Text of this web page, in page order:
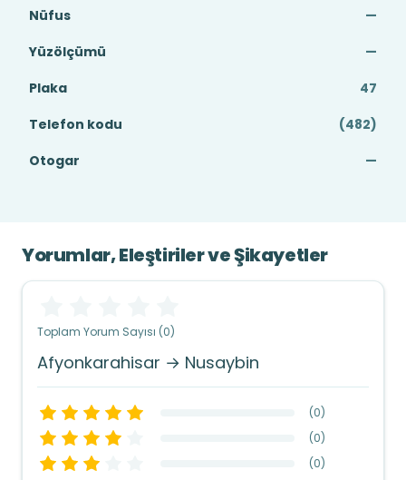
Nüfus
—
Yüzölçümü
—
Plaka
47
Telefon kodu
(482)
Otogar
—
Yorumlar, Eleştiriler ve Şikayetler
Toplam Yorum Sayısı (0)
Afyonkarahisar → Nusaybin
(0)
(0)
(0)